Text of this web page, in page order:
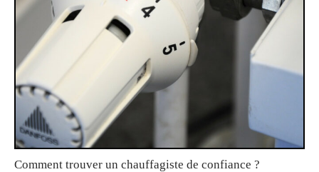
Comment trouver un chauffagiste de confiance ?